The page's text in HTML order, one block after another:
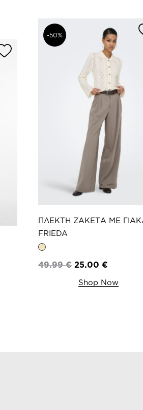
-50%
ΠΛΕΚΤΗ ΖΑΚΕΤΑ ΜΕ
FRIEDA
49.99€ 25.00€
Shop Now